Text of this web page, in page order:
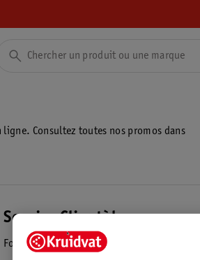
Consultez toutes nos promos dans
Service Clientèle
Foire aux questions